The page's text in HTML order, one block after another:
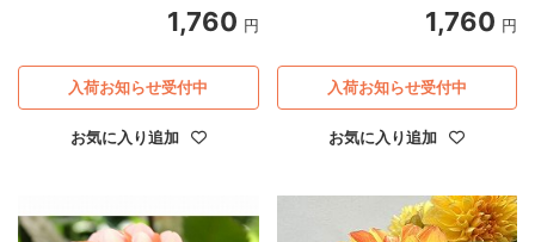
1,760 円
お気に入り追加
入荷お知らせ受付中
1,760 円
お気に入り追加
入荷お知らせ受付中